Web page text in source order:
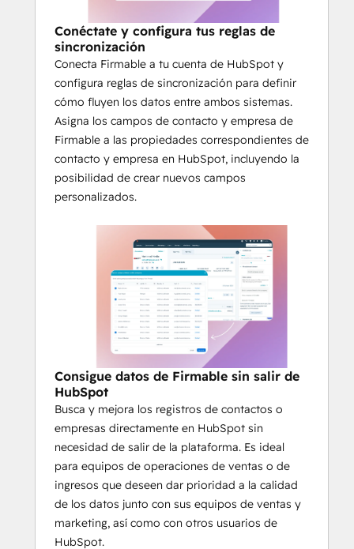
Conéctate y configura tus reglas de
sincronización
Conecta Firmable a tu cuenta de HubSpot y
configura reglas de sincronización para definir
cómo fluyen los datos entre ambos sistemas.
Asigna los campos de contacto y empresa de
Firmable a las propiedades correspondientes de
contacto y empresa en HubSpot, incluyendo la
posibilidad de crear nuevos campos
personalizados.
Consigue datos de Firmable sin salir de
HubSpot
Busca y mejora los registros de contactos o
empresas directamente en HubSpot sin
necesidad de salir de la plataforma. Es ideal
para equipos de operaciones de ventas o de
ingresos que deseen dar prioridad a la calidad
de los datos junto con sus equipos de ventas y
marketing, así como con otros usuarios de
HubSpot.